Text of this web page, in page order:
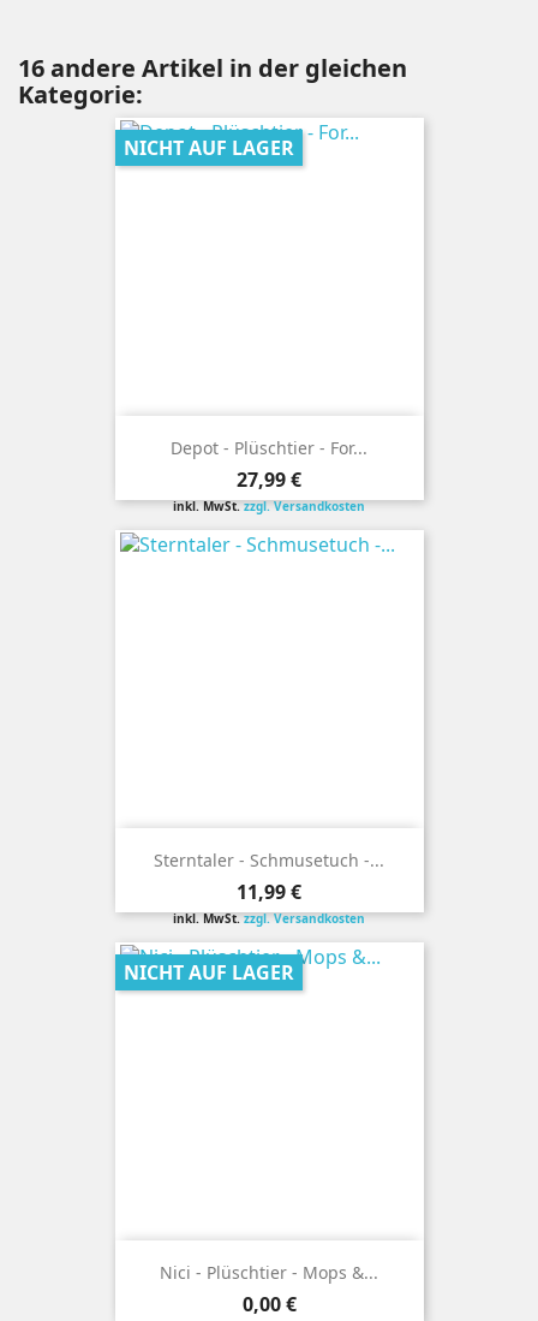
16 andere Artikel in der gleichen
Kategorie:
Depot - Plüschtier - For...
Preis
27,99 €
inkl. MwSt.zzgl. Versandkosten
NICHT AUF LAGER
Sterntaler - Schmusetuch -...
Preis
11,99 €
inkl. MwSt.zzgl. Versandkosten
Nici - Plüschtier - Mops &...
Preis
0,00 €
NICHT AUF LAGER